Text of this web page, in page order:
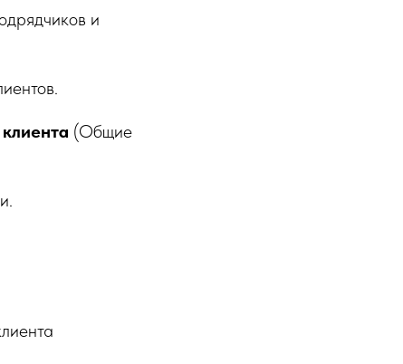
и
(Общие